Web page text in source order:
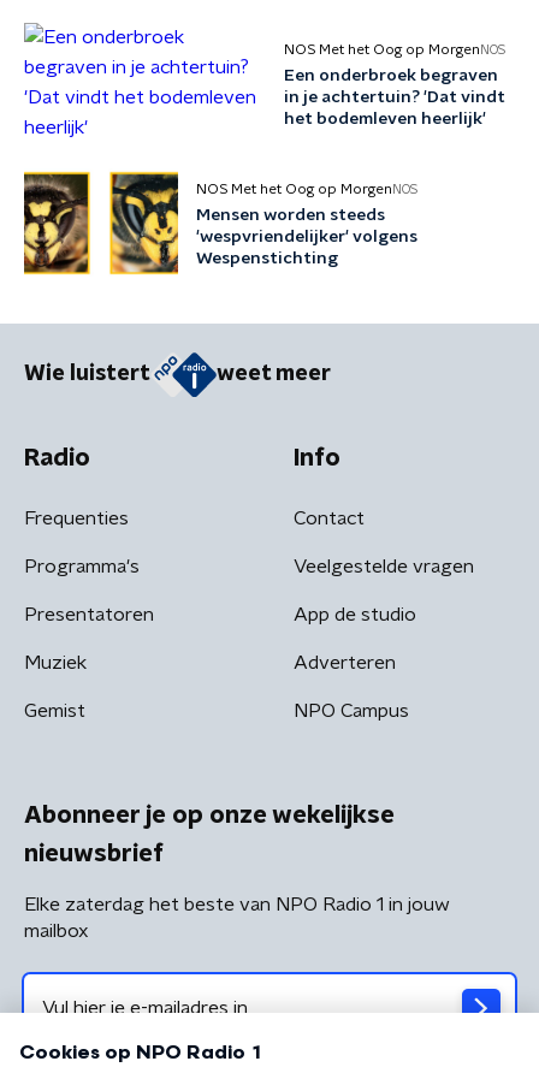
NOS Met het Oog op Morgen NOS
Een onderbroek begraven
in je achtertuin? 'Dat vindt
het bodemleven heerlijk'
NOS Met het Oog op Morgen NOS
Mensen worden steeds
'wespvriendelijker' volgens
Wespenstichting
Wie luistert weet meer
Radio
Frequenties
Programma's
Presentatoren
Muziek
Gemist
Info
Contact
Veelgestelde vragen
App de studio
Adverteren
NPO Campus
Abonneer je op onze wekelijkse
nieuwsbrief
Elke zaterdag het beste van NPO Radio 1 in jouw
mailbox